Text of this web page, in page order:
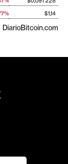
$1,14
DiarioBitcoin.com